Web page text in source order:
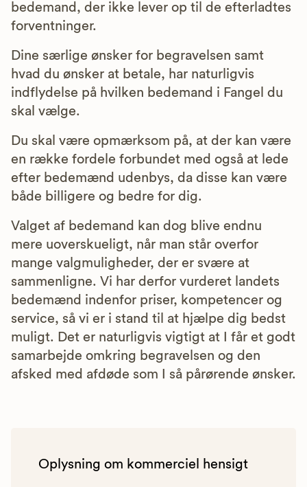
bedemand, der ikke lever op til de efterladtes
forventninger.
Dine særlige ønsker for begravelsen samt
hvad du ønsker at betale, har naturligvis
indflydelse på hvilken bedemand i Fangel du
skal vælge.
Du skal være opmærksom på, at der kan være
en række fordele forbundet med også at lede
efter bedemænd udenbys, da disse kan være
både billigere og bedre for dig.
Valget af bedemand kan dog blive endnu
mere uoverskueligt, når man står overfor
mange valgmuligheder, der er svære at
sammenligne. Vi har derfor vurderet landets
bedemænd indenfor priser, kompetencer og
service, så vi er i stand til at hjælpe dig bedst
muligt. Det er naturligvis vigtigt at I får et godt
samarbejde omkring begravelsen og den
afsked med afdøde som I så pårørende ønsker.
Oplysning om kommerciel hensigt